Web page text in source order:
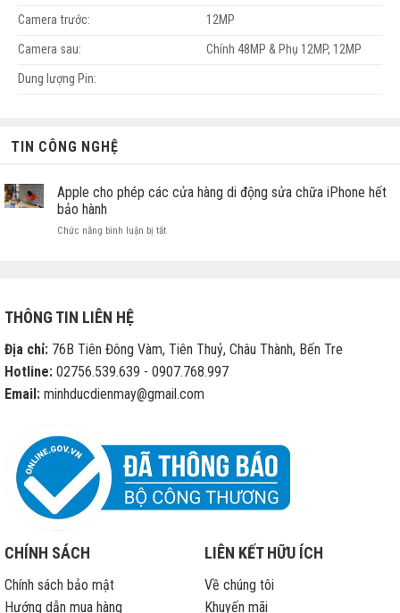
Camera trước:
12MP
Camera sau:
Chính 48MP & Phụ 12MP, 12MP
Dung lượng Pin:
TIN CÔNG NGHỆ
Apple cho phép các cửa hàng di động sửa chữa iPhone hết
bảo hành
Chức năng bình luận bị tắtở
động
sửa
iPhone
hành
THÔNG TIN LIÊN HỆ
Địa chỉ: 76B Tiên Đông Vàm, Tiên Thuỷ, Châu Thành, Bến Tre
Hotline: 02756.539.639 - 0907.768.997
Email: minhducdienmay@gmail.com
CHÍNH SÁCH
Chính sách bảo mật
Hướng dẫn mua hàng
LIÊN KẾT HỮU ÍCH
Về chúng tôi
Khuyến mãi